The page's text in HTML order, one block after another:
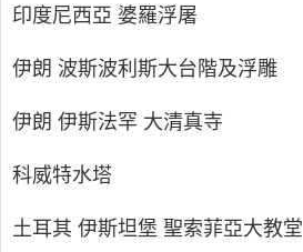
印度尼西亞 婆羅浮屠
伊朗 波斯波利斯大台階及浮雕
伊朗 伊斯法罕 大清真寺
科威特水塔
土耳其 伊斯坦堡 聖索菲亞大教堂